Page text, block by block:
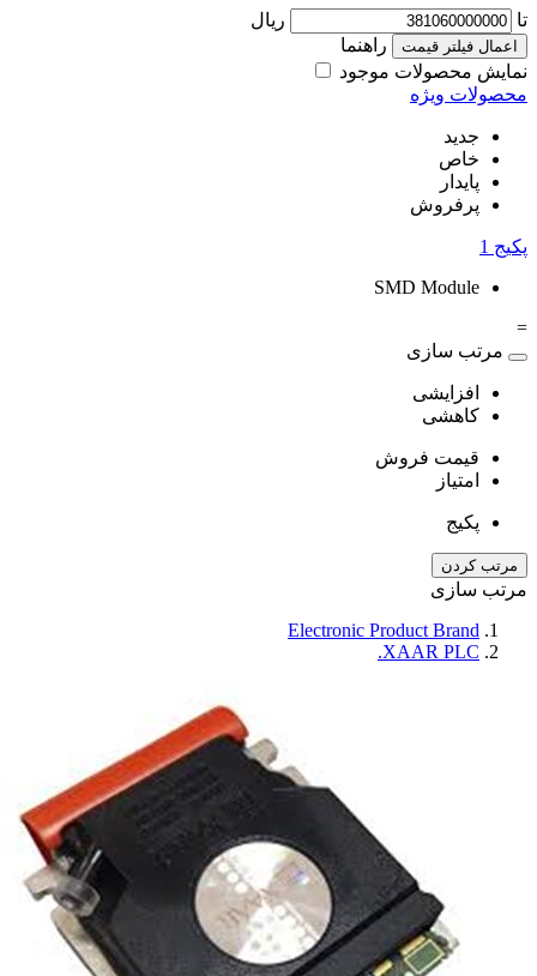
تا ریال
اعمال فیلتر قیمت
راهنما
نمایش محصولات موجود
محصولات ویژه
جدید
خاص
پایدار
پرفروش
پکیج 1
SMD Module
=
مرتب سازی
افزایشی
کاهشی
قیمت فروش
امتیاز
پکیج
مرتب کردن
مرتب سازی
Electronic Product Brand
XAAR PLC.